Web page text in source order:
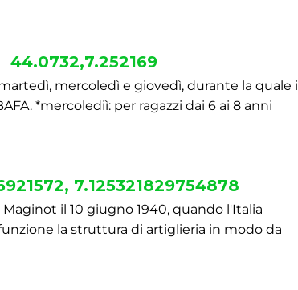
44.0732,7.252169
mercoledì e giovedì, durante la quale i
*mercolediì: per ragazzi dai 6 ai 8 anni
7.125321829754878
il 10 giugno 1940, quando l'Italia
la struttura di artiglieria in modo da